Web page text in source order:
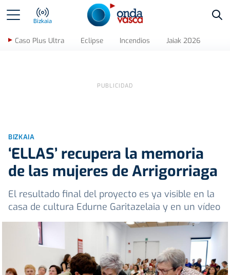
Bizkaia
Caso Plus Ultra Eclipse Incendios Jaiak 2026
BIZKAIA
‘ELLAS’ recupera la memoria
de las mujeres de Arrigorriaga
El resultado final del proyecto es ya visible en la
casa de cultura Edurne Garitazelaia y en un vídeo